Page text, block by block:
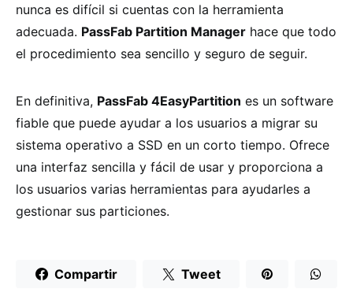
nunca es difícil si cuentas con la herramienta
adecuada. PassFab Partition Manager hace que todo
el procedimiento sea sencillo y seguro de seguir.
En definitiva, PassFab 4EasyPartition es un software
fiable que puede ayudar a los usuarios a migrar su
sistema operativo a SSD en un corto tiempo. Ofrece
una interfaz sencilla y fácil de usar y proporciona a
los usuarios varias herramientas para ayudarles a
gestionar sus particiones.
Compartir Tweet